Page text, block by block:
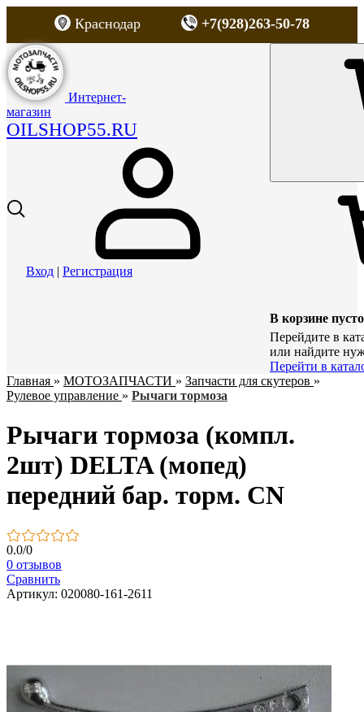
Краснодар +7(928)263-50-78
Интернет-
магазин
OILSHOP55.RU
Вход | Регистрация
В корзине пусто
Перейдите в
или найдите
Перейти в
Главная » МОТОЗАПЧАСТИ » Запчасти для скутеров »
Рулевое управление » Рычаги тормоза
Рычаги тормоза (компл.
2шт) DELTA (мопед)
передний бар. торм. CN
0.0/0
0 отзывов
Сравнить
Артикул: 020080-161-2611